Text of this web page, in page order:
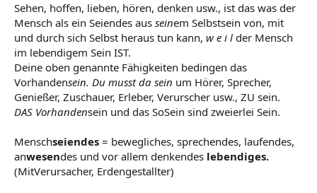
Sehen, hoffen, lieben, hören, denken usw., ist das was der
Mensch als ein Seiendes aus seinem Selbstsein von, mit
und durch sich Selbst heraus tun kann, w e i l der Mensch
im lebendigem Sein IST.
Deine oben genannte Fähigkeiten bedingen das
Vorhandensein. Du musst da sein um Hörer, Sprecher,
Genießer, Zuschauer, Erleber, Verurscher usw., ZU sein.
DAS Vorhandensein und das SoSein sind zweierlei Sein.
Menschseiendes = bewegliches, sprechendes, laufendes,
anwesendes und vor allem denkendes lebendiges.
(MitVerursacher, Erdengestallter)